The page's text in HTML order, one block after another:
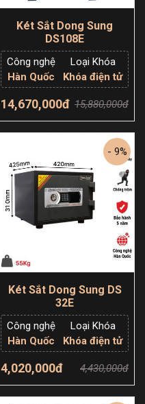
Két Sắt Dong Sung
DS108E
Công nghệ
Hàn Quốc
Loại Khóa
Khóa điện tử
14,670,000đ 15,880,000đ
Thêm giỏ hàng
- 9%
Két Sắt Dong Sung DS
32E
Công nghệ
Hàn Quốc
Loại Khóa
Khóa điện tử
4,020,000đ 4,430,000đ
Thêm giỏ hàng